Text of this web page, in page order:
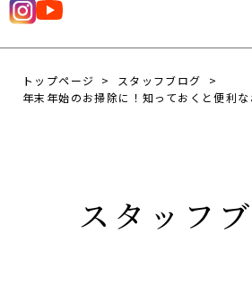
トップページ
スタッフブログ
年末年始のお掃除に！知っておくと便利
スタッフ